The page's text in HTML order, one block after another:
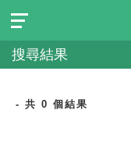
搜尋結果
- 共 0 個結果